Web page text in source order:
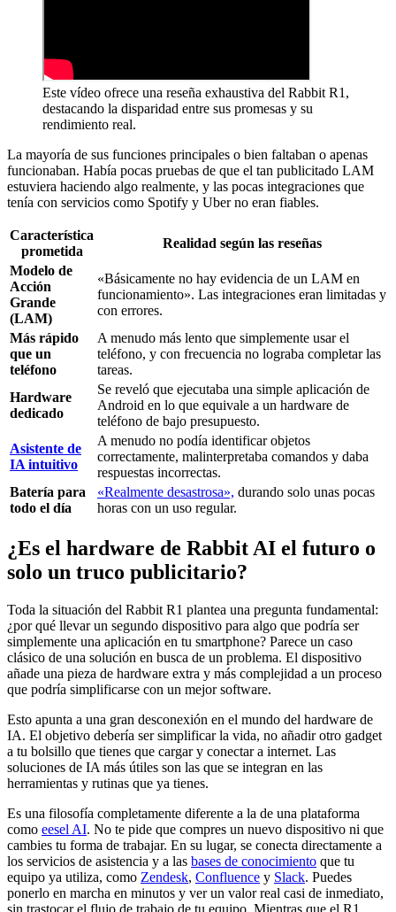
Este vídeo ofrece una reseña exhaustiva del Rabbit R1,
destacando la disparidad entre sus promesas y su
rendimiento real.
La mayoría de sus funciones principales o bien faltaban o apenas
funcionaban. Había pocas pruebas de que el tan publicitado LAM
estuviera haciendo algo realmente, y las pocas integraciones que
tenía con servicios como Spotify y Uber no eran fiables.
Característica
prometida
Realidad según las reseñas
Modelo de
Acción
Grande
(LAM)
«Básicamente no hay evidencia de un LAM en
funcionamiento». Las integraciones eran limitadas y
con errores.
Más rápido
que un
teléfono
A menudo más lento que simplemente usar el
teléfono, y con frecuencia no lograba completar las
tareas.
Hardware
dedicado
Se reveló que ejecutaba una simple aplicación de
Android en lo que equivale a un hardware de
teléfono de bajo presupuesto.
Asistente de
IA intuitivo
A menudo no podía identificar objetos
correctamente, malinterpretaba comandos y daba
respuestas incorrectas.
Batería para
todo el día
«Realmente desastrosa», durando solo unas pocas
horas con un uso regular.
¿Es el hardware de Rabbit AI el futuro o
solo un truco publicitario?
Toda la situación del Rabbit R1 plantea una pregunta fundamental:
¿por qué llevar un segundo dispositivo para algo que podría ser
simplemente una aplicación en tu smartphone? Parece un caso
clásico de una solución en busca de un problema. El dispositivo
añade una pieza de hardware extra y más complejidad a un proceso
que podría simplificarse con un mejor software.
Esto apunta a una gran desconexión en el mundo del hardware de
IA. El objetivo debería ser simplificar la vida, no añadir otro gadget
a tu bolsillo que tienes que cargar y conectar a internet. Las
soluciones de IA más útiles son las que se integran en las
herramientas y rutinas que ya tienes.
Es una filosofía completamente diferente a la de una plataforma
como eesel AI. No te pide que compres un nuevo dispositivo ni que
cambies tu forma de trabajar. En su lugar, se conecta directamente a
los servicios de asistencia y a las bases de conocimiento que tu
equipo ya utiliza, como Zendesk, Confluence y Slack. Puedes
ponerlo en marcha en minutos y ver un valor real casi de inmediato,
sin trastocar el flujo de trabajo de tu equipo. Mientras que el R1